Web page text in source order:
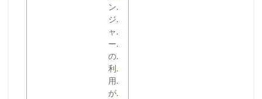
ン
ジ
ャ
ー
の
利
用
が